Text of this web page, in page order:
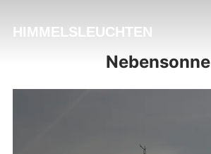
HIMMELSLEUCHTEN
Nebensonne